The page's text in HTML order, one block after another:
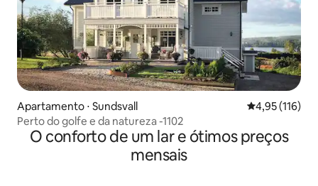
Apartamento ⋅ Sundsvall 4,95 de uma
4,95 (116)
Perto do golfe e da natureza -1102
O conforto de um lar e ótimos preços
mensais